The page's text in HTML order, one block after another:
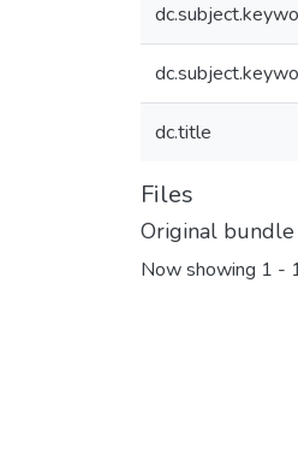
dc.title
Files
Original bundle
Now showing 1 -